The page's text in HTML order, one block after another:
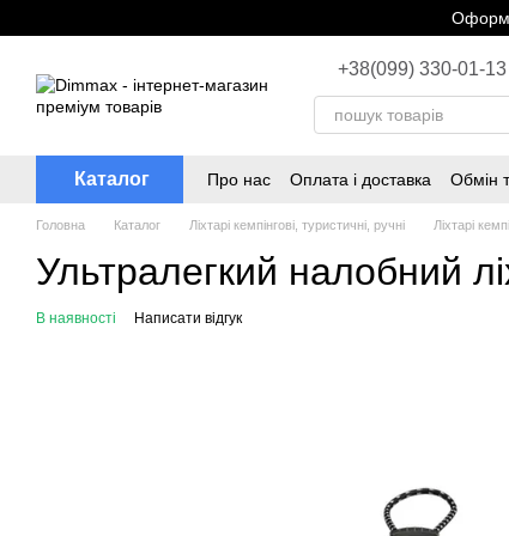
+38(099) 330-01-13
Каталог Про нас Оплата і доставка Обмін
Головна Каталог Ліхтарі кемпінгові, туристичні, ручні Ліхтарі
Ультралегкий налобний
В наявності Написати відгук